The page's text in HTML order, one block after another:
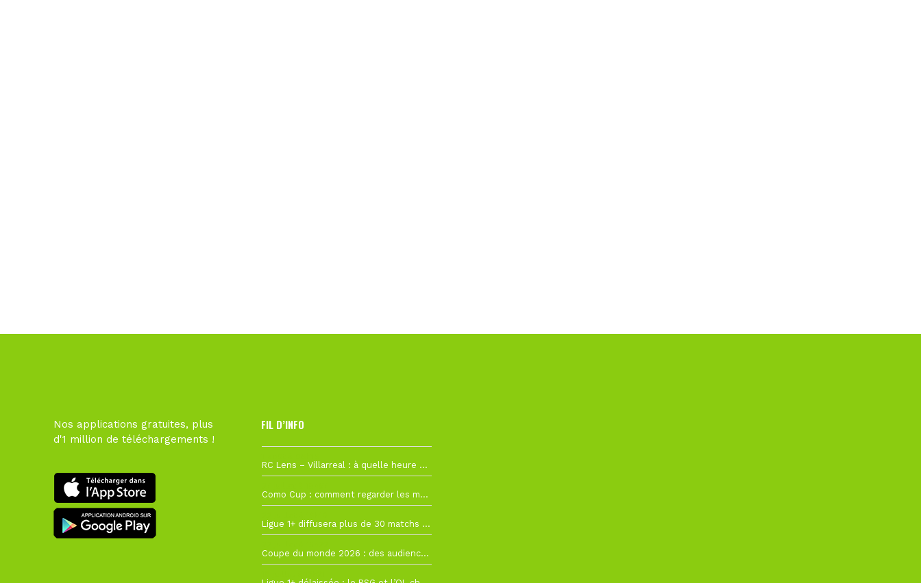
Nos applications gratuites, plus
d'1 million de téléchargements !
FIL D’INFO
RC Lens – Villarreal : à quelle heure et sur quelle chaîne voir la finale de la Como Cup ?
Como Cup : comment regarder les matchs du RC Lens en direct ?
Ligue 1+ diffusera plus de 30 matchs amicaux avant la reprise de la Ligue 1
Coupe du monde 2026 : des audiences record, mais M6 devrait perdre très gros !